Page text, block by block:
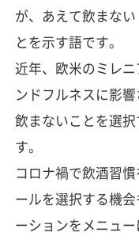
が、あえて飲まな
とを示す語です。
近年、欧米のミレ
ンドフルネスに影
飲まないことを選
す。
コロナ禍で飲酒習
ールを選択する機
ーションをメニュ